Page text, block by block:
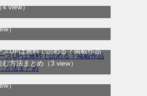
4 view）
）
スUPは無料で読める？掲載作品
む方法まとめ （3 view）
全14巻完結！最終話まで全話無
公式マンガアプリ＿マンガ
）
ンス・ダンスール｜最新刊第25